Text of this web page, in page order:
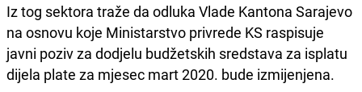
Iz tog sektora traže da odluka Vlade Kantona Sarajevo
na osnovu koje Ministarstvo privrede KS raspisuje
javni poziv za dodjelu budžetskih sredstava za isplatu
dijela plate za mjesec mart 2020. bude izmijenjena.